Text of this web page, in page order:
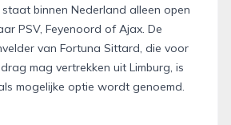
binnen Nederland alleen open
PSV, Feyenoord of Ajax. De
van Fortuna Sittard, die voor
mag vertrekken uit Limburg, is
mogelijke optie wordt genoemd.